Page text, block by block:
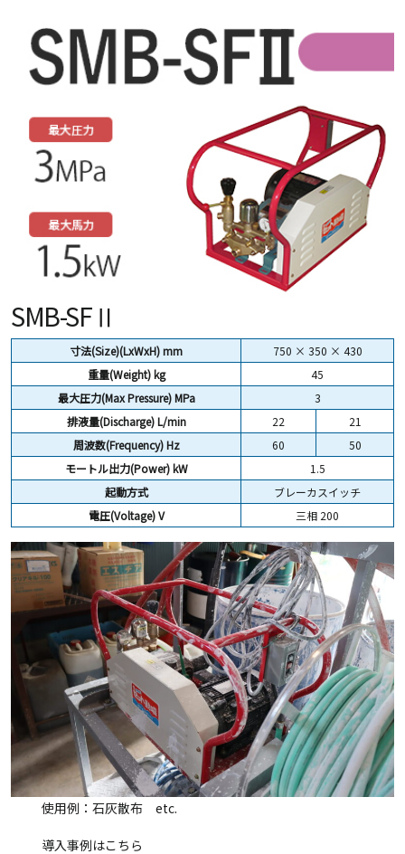
SMB-SFⅡ
寸法(Size)(LxWxH) mm
750 × 350 × 430
重量(Weight) kg
45
最大圧力(Max Pressure) MPa
3
排液量(Discharge) L/min
22
21
周波数(Frequency) Hz
60
50
モートル出力(Power) kW
1.5
起動方式
ブレーカスイッチ
電圧(Voltage) V
三相 200
使用例：石灰散布 etc.
導入事例はこちら